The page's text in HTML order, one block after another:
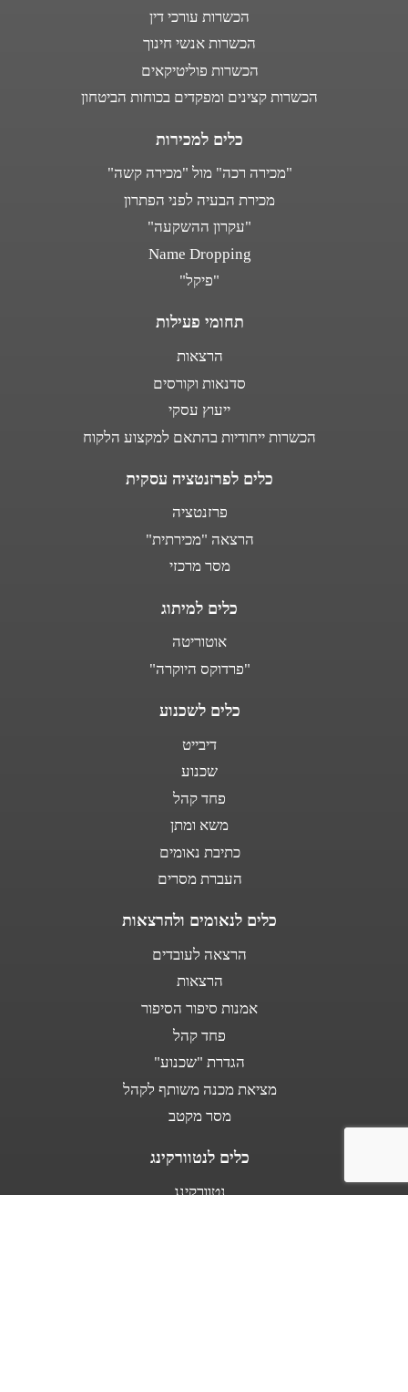
הכשרות עורכי דין
הכשרות אנשי חינוך
הכשרות פוליטיקאים
הכשרות קצינים ומפקדים בכוחות הביטחון
כלים למכירות
"מכירה רכה" מול "מכירה קשה"
מכירת הבעיה לפני הפתרון
"עקרון ההשקעה"
Name Dropping
"פיקל"
תחומי פעילות
הרצאות
סדנאות וקורסים
ייעוץ עסקי
הכשרות ייחודיות בהתאם למקצוע הלקוח
כלים לפרזנטציה עסקית
פרזנטציה
הרצאה "מכירתית"
מסר מרכזי
כלים למיתוג
אוטוריטה
"פרדוקס היוקרה"
כלים לשכנוע
דיבייט
שכנוע
פחד קהל
משא ומתן
כתיבת נאומים
העברת מסרים
כלים לנאומים ולהרצאות
הרצאה לעובדים
הרצאות
אמנות סיפור הסיפור
פחד קהל
הגדרת "שכנוע"
מציאת מכנה משותף לקהל
מסר מקטב
כלים לנטוורקינג
נטוורקינג